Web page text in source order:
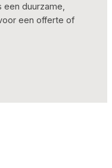
een duurzame,
een offerte of